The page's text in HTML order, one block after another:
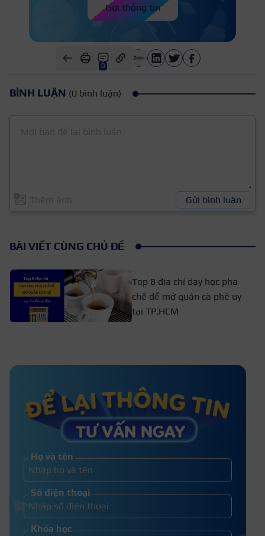
Gửi thông tin
0
BÌNH LUẬN (0 bình luận)
Gửi bình luận
BÀI VIẾT CÙNG CHỦ ĐỀ
Top 8 địa chỉ dạy học pha
chế để mở quán cà phê uy
tại TP.HCM
Ngành pha chế thi khối nào? 12
Trường đào tạo bartender uy tín
không? có nên chọn nghề này?
Họ và tên
Số điện thoại
Khóa học